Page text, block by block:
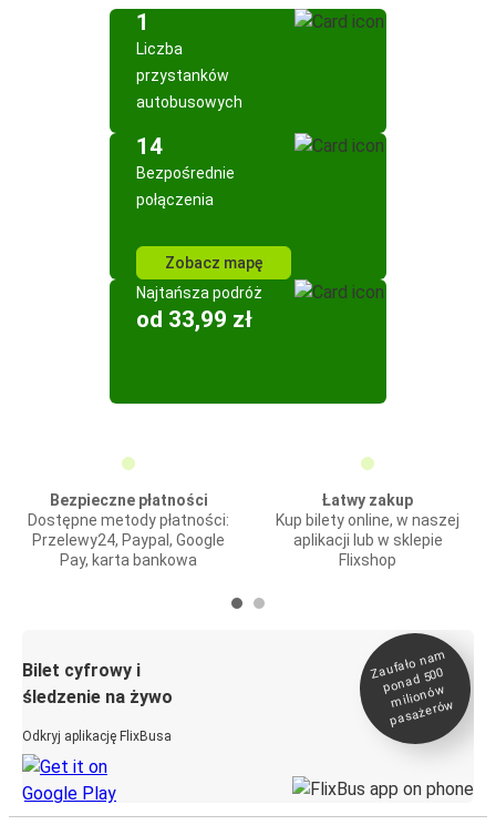
1
Liczba
przystanków
autobusowych
14
Bezpośrednie
połączenia
Zobacz mapę
Najtańsza podróż
od 33,99 zł
Bezpieczne płatności
Dostępne metody płatności:
Przelewy24, Paypal, Google
Pay, karta bankowa
Łatwy zakup
Kup bilety online, w naszej
aplikacji lub w sklepie
Flixshop
Bilet cyfrowy i
śledzenie na żywo
Odkryj aplikację FlixBusa
Zaufało na
m
ponad 500
milionó
w
pasażeró
w